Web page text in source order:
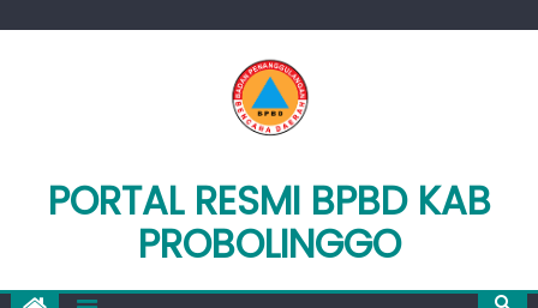
PORTAL RESMI BPBD KAB
PROBOLINGGO